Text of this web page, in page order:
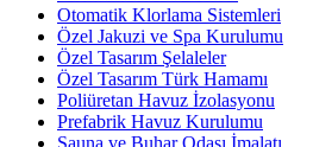
Otomatik Klorlama Sistemleri
Özel Jakuzi ve Spa Kurulumu
Özel Tasarım Şelaleler
Özel Tasarım Türk Hamamı
Poliüretan Havuz İzolasyonu
Prefabrik Havuz Kurulumu
Sauna ve Buhar Odası İmalatı